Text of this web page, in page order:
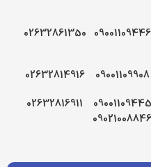
09001109446
02632861350
09001109908
02632814916
09001109445
02632816911
09021008846